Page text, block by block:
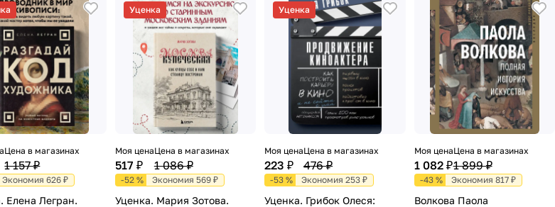
Цена в магазинах
1 157 ₽
Экономия 626 ₽
Елена Легран.
Уценка
Моя цена
517 ₽
Цена в магазинах
1 086 ₽
-52 % Экономия 569 ₽
Уценка. Мария Зотова.
Уценка
Моя цена
223 ₽
Цена в магазинах
476 ₽
-53 % Экономия 253 ₽
Уценка. Грибок Олеся:
Моя цена
1 082 ₽
Цена в магазинах
1 899 ₽
-43 % Экономия 817 ₽
Волкова Паола